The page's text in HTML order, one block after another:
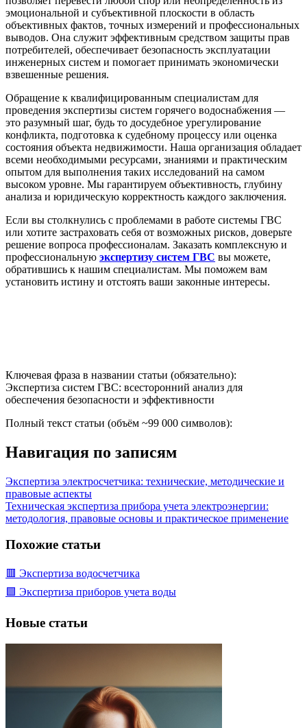
эмоциональной и субъективной плоскости в область
объективных фактов, точных измерений и профессиональных
выводов. Она служит эффективным средством защиты прав
потребителей, обеспечивает безопасность эксплуатации
инженерных систем и помогает принимать экономически
взвешенные решения.
Обращение к квалифицированным специалистам для
проведения экспертизы систем горячего водоснабжения —
это разумный шаг, будь то досудебное урегулирование
конфликта, подготовка к судебному процессу или оценка
состояния объекта недвижимости. Наша организация обладает
всеми необходимыми ресурсами, знаниями и практическим
опытом для выполнения таких исследований на самом
высоком уровне. Мы гарантируем объективность, глубину
анализа и юридическую корректность каждого заключения.
Если вы столкнулись с проблемами в работе системы ГВС
или хотите застраховать себя от возможных рисков, доверьте
решение вопроса профессионалам. Заказать комплексную и
профессиональную экспертизу систем ГВС вы можете,
обратившись к нашим специалистам. Мы поможем вам
установить истину и отстоять ваши законные интересы.
Ключевая фраза в названии статьи (обязательно):
Экспертиза систем ГВС: всесторонний анализ для
обеспечения безопасности и эффективности
Полный текст статьи (объём ~99 000 символов):
Навигация по записям
Экспертиза электросчетчика: технические, методические и
правовые аспекты
Техническая экспертиза прибора учета электроэнергии:
методология, правовые основы и практическое применение
Похожие статьи
🟥 Экспертиза водосчетчика
🟩 Экспертиза приборов учета воды
Новые статьи